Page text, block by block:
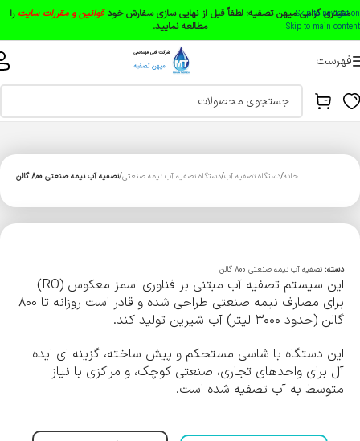
Skip to navigation
Skip to main content
مشتری گرامی میهن تصفیه: لطفاً قبل از نهایی سازی سفارش خودقوانین و مقررات سایت را
مطالعه نمایید.
فهرست
خانه دستگاه تصفیه آب دستگاه تصفیه آب نیمه صنعتی تصفیه آب نیمه صنعتی 800 گالن
دسته: تصفیه آب نیمه صنعتی 800 گالن
این سیستم تصفیه آب مبتنی بر فناوری اسمز معکوس (RO)
برای مصارف نیمه صنعتی طراحی شده و قادر است روزانه تا 800
گالن (حدود ۳۰۰۰ لیتر) آب شیرین تولید کند.
این دستگاه با شاسی مستحکم و پیش ساخته، گزینه ای ایده
آل برای واحدهای تجاری، صنعتی کوچک، و مراکزی با نیاز
متوسط به آب تصفیه شده است.